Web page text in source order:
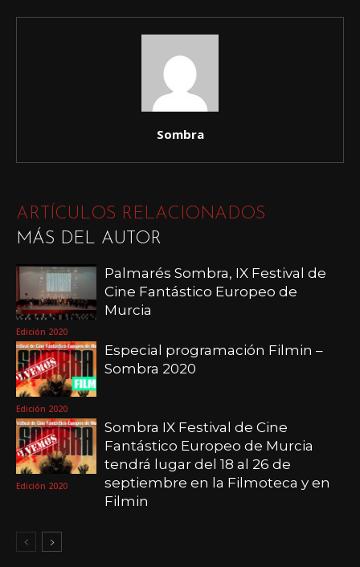
Sombra
ARTÍCULOS RELACIONADOS
MÁS DEL AUTOR
Edición 2020
Palmarés Sombra, IX Festival de
Cine Fantástico Europeo de
Murcia
Edición 2020
Especial programación Filmin –
Sombra 2020
Edición 2020
Sombra IX Festival de Cine
Fantástico Europeo de Murcia
tendrá lugar del 18 al 26 de
septiembre en la Filmoteca y en
Filmin